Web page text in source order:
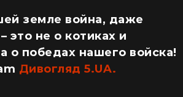
земле война, даже
это не о котиках и
о победах нашего войска!
Дивогляд 5.UA.